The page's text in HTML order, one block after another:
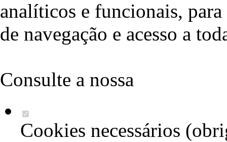
analíticos e funcionais,
de navegação e acesso a
Consulte a nossa
Cookies necessários